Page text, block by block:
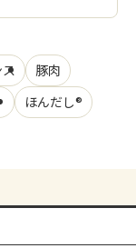
豚肉
ほんだし®